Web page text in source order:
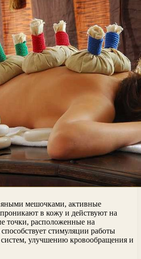
мешочками, активные
в кожу и действуют на
точки, расположенные на
стимуляции работы
улучшению кровообращения и